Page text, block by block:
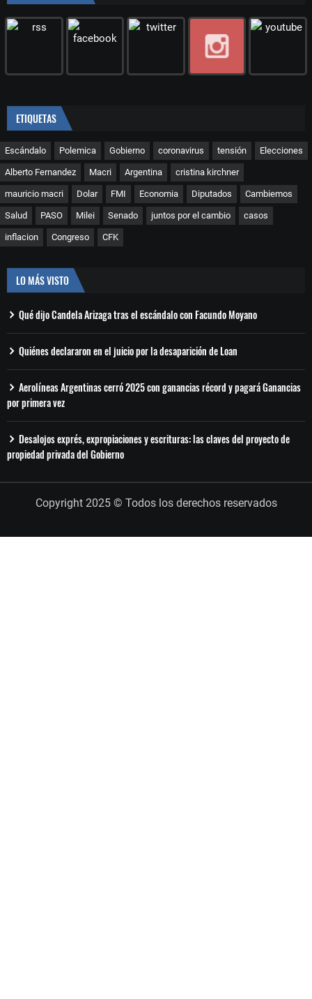
ETIQUETAS
Escándalo Polemica Gobierno coronavirus tensión Elecciones
Alberto Fernandez Macri Argentina cristina kirchner
mauricio macri Dolar FMI Economia Diputados Cambiemos
Salud PASO Milei Senado juntos por el cambio casos
inflacion Congreso CFK
LO MÁS VISTO
Qué dijo Candela Arizaga tras el escándalo con Facundo Moyano
Quiénes declararon en el juicio por la desaparición de Loan
Aerolíneas Argentinas cerró 2025 con ganancias récord y pagará Ganancias
por primera vez
Desalojos exprés, expropiaciones y escrituras: las claves del proyecto de
propiedad privada del Gobierno
Copyright 2025 © Todos los derechos reservados